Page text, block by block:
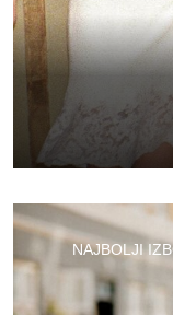
NAJBOLJI